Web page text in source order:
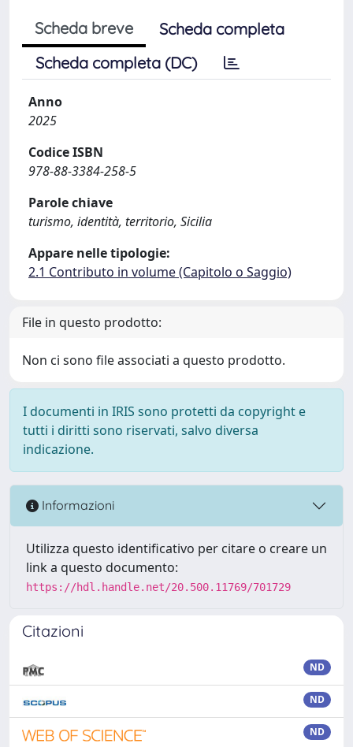
Scheda breve
Scheda completa
Scheda completa (DC)
Anno
2025
Codice ISBN
978-88-3384-258-5
Parole chiave
turismo, identità, territorio, Sicilia
Appare nelle tipologie:
2.1 Contributo in volume (Capitolo o Saggio)
File in questo prodotto:
Non ci sono file associati a questo prodotto.
I documenti in IRIS sono protetti da copyright e
tutti i diritti sono riservati, salvo diversa
indicazione.
Informazioni
Utilizza questo identificativo per citare o creare un
link a questo documento:
https://hdl.handle.net/20.500.11769/701729
Citazioni
ND
ND
ND